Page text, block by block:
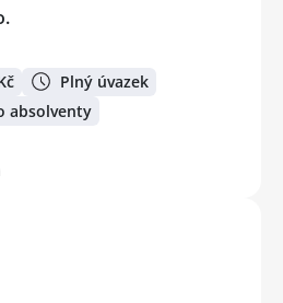
Plný úvazek
absolventy